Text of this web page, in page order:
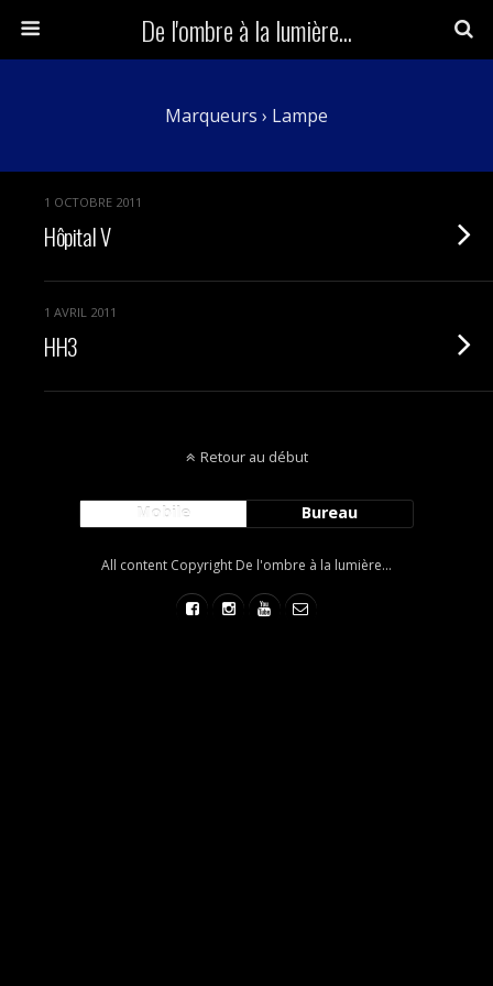
De l'ombre à la lumière...
Marqueurs › Lampe
1 OCTOBRE 2011
Hôpital V
1 AVRIL 2011
HH3
Retour au début
Mobile Bureau
All content Copyright De l'ombre à la lumière...